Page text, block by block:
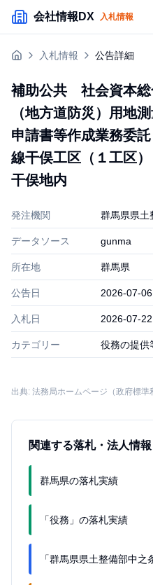
メインコンテンツにスキップ
会社情報DX 入札情報
入札情報
助成金・補助金
企業検索
入札情報 公告詳細
補助公共 社会資本総
（地方道防災）用地
申請書等作成業務委
線干俣工区（１工区
干俣地内
発注機関 群馬県県土
データソース gunma
所在地 群馬県
公告日 2026-07-06
入札日 2026-07-22
カテゴリー 役務の提供
出典: 法務局ホームページ（政府標準
関連する落札・法人情報
群馬県の落札実績
「役務」の落札実績
「群馬県県土整備部中